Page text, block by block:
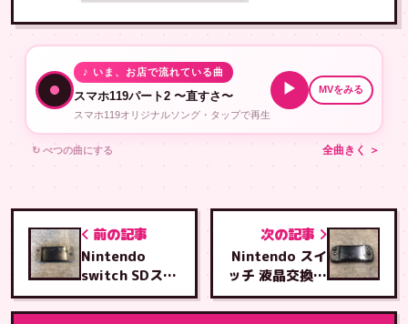
♪ いま、お店で流れている曲
スマホ119パート2 〜直すさ〜
スマホ119オリジナルソング・タップで再生
▶ MVをみる
↻ べつの曲にする 全曲きく ＞
前の記事
Nintendo
switch SDスロ
ットル基板交換
修理
次の記事
Nintendo スイ
ッチ 液晶交換修
理